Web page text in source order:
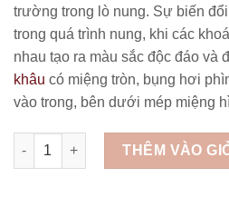
trường trong lò nung. Sự biến
trong quá trình nung, khi các
nhau tạo ra màu sắc độc đáo và
khâu có miệng tròn, bụng hơi
vào trong, bên dưới mép miệng
CHÉN ĐÔNG KHẨU QUÂN DIÊU
THÊM VÀO